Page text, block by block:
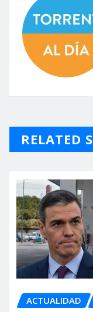
RELATED
ACTUALIDAD